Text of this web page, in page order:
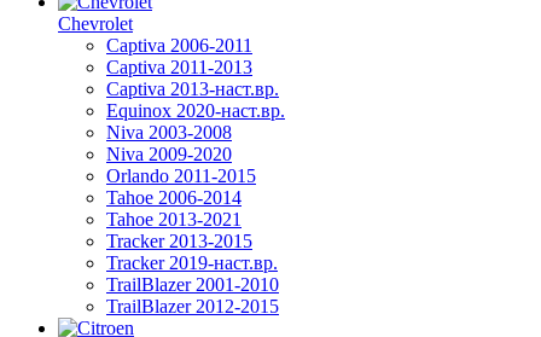
Chevrolet
Captiva 2006-2011
Captiva 2011-2013
Captiva 2013-наст.вр.
Equinox 2020-наст.вр.
Niva 2003-2008
Niva 2009-2020
Orlando 2011-2015
Tahoe 2006-2014
Tahoe 2013-2021
Tracker 2013-2015
Tracker 2019-наст.вр.
TrailBlazer 2001-2010
TrailBlazer 2012-2015